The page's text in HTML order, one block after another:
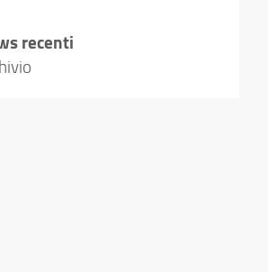
recenti